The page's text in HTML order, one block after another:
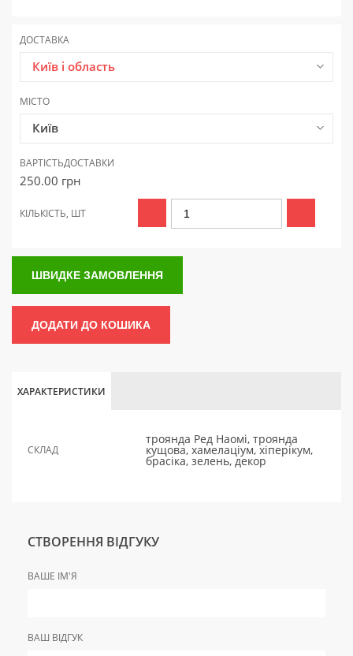
ДОСТАВКА
Київ і область
МІСТО
Київ
ВАРТІСТЬДОСТАВКИ
250.00 грн
КІЛЬКІСТЬ, ШТ
ШВИДКЕ ЗАМОВЛЕННЯ
ДОДАТИ ДО КОШИКА
ХАРАКТЕРИСТИКИ
СКЛАД
троянда Ред Наомі, троянда
кущова, хамелаціум, хіперікум,
брасіка, зелень, декор
СТВОРЕННЯ ВІДГУКУ
ВАШЕ ІМ'Я
ВАШ ВІДГУК